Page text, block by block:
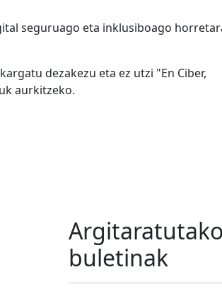
seguruago eta inklusiboago
dezakezu eta ez utzi "En Ciber,
aurkitzeko.
Argitaratutako
buletinak